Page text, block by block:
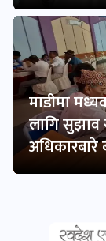
माडीमा
लागि सुझाव